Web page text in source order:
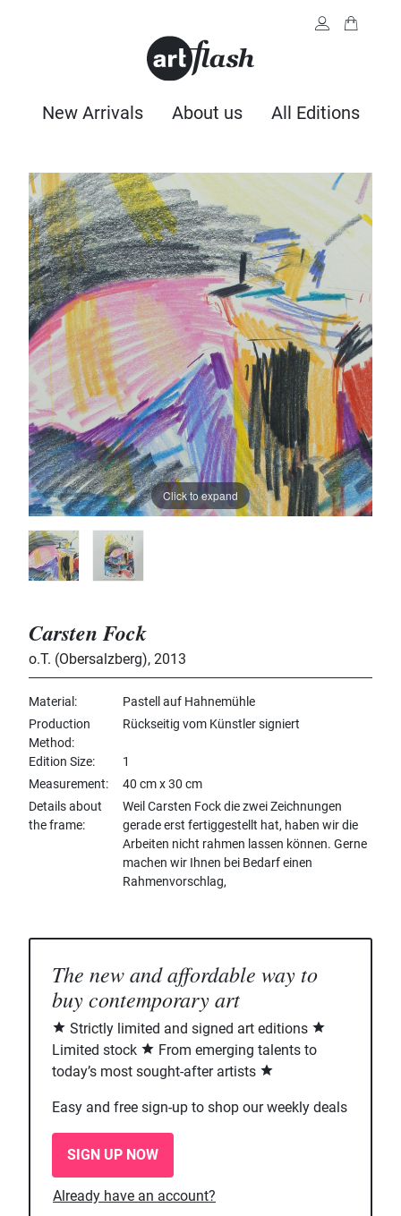
New Arrivals About us All Editions
Click to expand
Carsten Fock
o.T. (Obersalzberg), 2013
Material
Pastell auf Hahnemühle
Production
Method
Rückseitig vom Künstler signiert
Edition Size
1
Measurement
40 cm x 30 cm
Details about
the frame
Weil Carsten Fock die zwei Zeichnungen
gerade erst fertiggestellt hat, haben wir die
Arbeiten nicht rahmen lassen können. Gerne
machen wir Ihnen bei Bedarf einen
Rahmenvorschlag,
The new and affordable way to
buy contemporary art
Strictly limited and signed art editions
Limited stock
From emerging talents to
today’s most sought-after artists
Easy and free sign-up to shop our weekly deals
SIGN UP NOW
Already have an account?